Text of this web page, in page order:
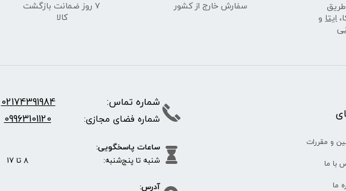
ایتاو
سفارش خارج از کشور
۷ روز ضمانت بازگشت
​​​​​​​کالا
و مقررات
با ما
ما
شماره تماس: 02174391984
شماره فضای مجازی: 09963101120
ساعات پاسخگویی:
شنبه تا پنج‌شنبه: 8 تا 17
آدرس: